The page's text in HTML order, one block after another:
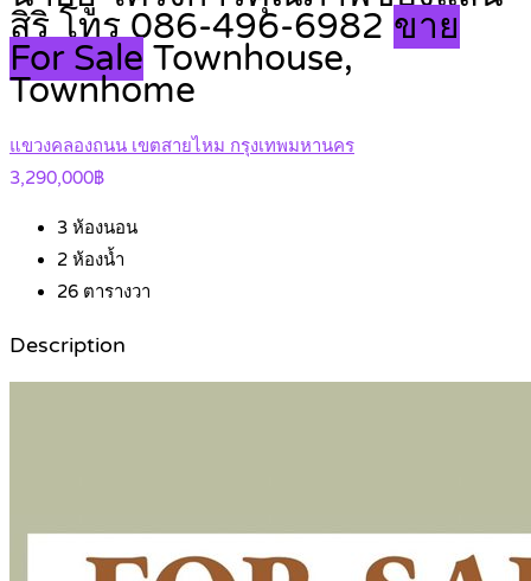
สิริ โทร 086-496-6982 ขาย
For Sale Townhouse,
Townhome
แขวงคลองถนน เขตสายไหม กรุงเทพมหานคร
3,290,000฿
3 ห้องนอน
2 ห้องน้ำ
26 ตารางวา
Description